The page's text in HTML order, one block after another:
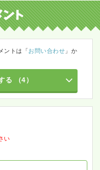
ントは「お問い合わせ 」か
る （4）
い